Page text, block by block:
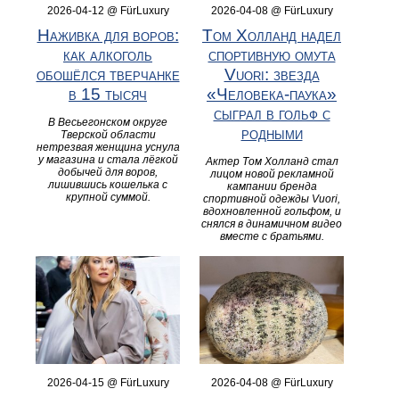
2026-04-12 @ FürLuxury
Наживка для воров:
как алкоголь
обошёлся тверчанке
в 15 тысяч
В Весьегонском округе
Тверской области
нетрезвая женщина уснула
у магазина и стала лёгкой
добычей для воров,
лишившись кошелька с
крупной суммой.
2026-04-08 @ FürLuxury
Том Холланд надел
спортивную омута
Vuori: звезда
«Человека-паука»
сыграл в гольф с
родными
Актер Том Холланд стал
лицом новой рекламной
кампании бренда
спортивной одежды Vuori,
вдохновленной гольфом, и
снялся в динамичном видео
вместе с братьями.
2026-04-15 @ FürLuxury 2026-04-08 @ FürLuxury